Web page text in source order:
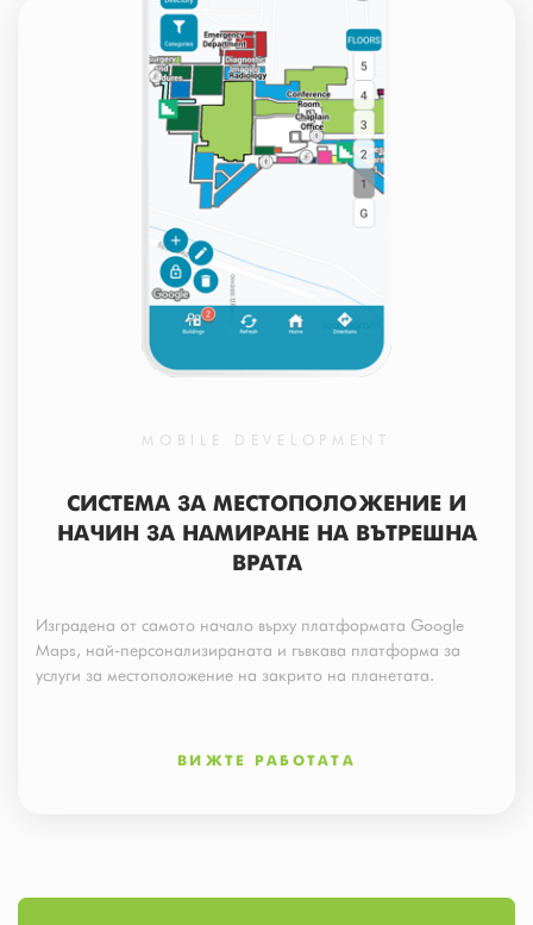
MOBILE DEVELOPMENT
СИСТЕМА ЗА МЕСТОПОЛОЖЕНИЕ И
НАЧИН ЗА НАМИРАНЕ НА ВЪТРЕШНА
ВРАТА
Изградена от самото начало върху платформата Google
Maps, най-персонализираната и гъвкава платформа за
услуги за местоположение на закрито на планетата.
ВИЖТЕ РАБОТАТА